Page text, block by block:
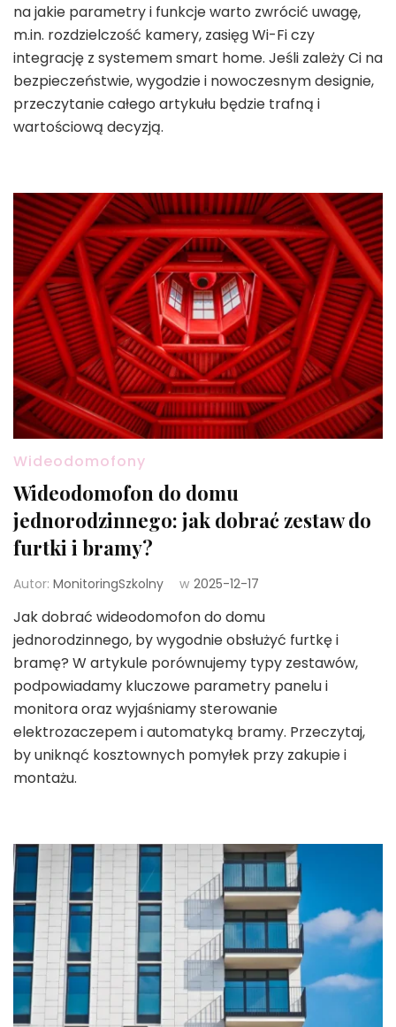
na jakie parametry i funkcje warto zwrócić uwagę,
m.in. rozdzielczość kamery, zasięg Wi-Fi czy
integrację z systemem smart home. Jeśli zależy Ci na
bezpieczeństwie, wygodzie i nowoczesnym designie,
przeczytanie całego artykułu będzie trafną i
wartościową decyzją.
Wideodomofony
Wideodomofon do domu
jednorodzinnego: jak dobrać zestaw do
furtki i bramy?
Autor: MonitoringSzkolny w 2025-12-17
Jak dobrać wideodomofon do domu
jednorodzinnego, by wygodnie obsłużyć furtkę i
bramę? W artykule porównujemy typy zestawów,
podpowiadamy kluczowe parametry panelu i
monitora oraz wyjaśniamy sterowanie
elektrozaczepem i automatyką bramy. Przeczytaj,
by uniknąć kosztownych pomyłek przy zakupie i
montażu.